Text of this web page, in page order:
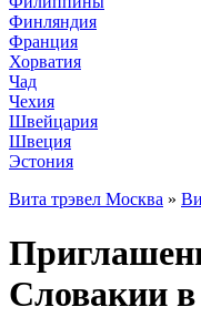
Финляндия
Франция
Хорватия
Чад
Чехия
Швейцария
Швеция
Эстония
Вита трэвел Москва »
Словакии